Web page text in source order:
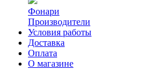
Фонари
Производители
Условия работы
Доставка
Оплата
О магазине